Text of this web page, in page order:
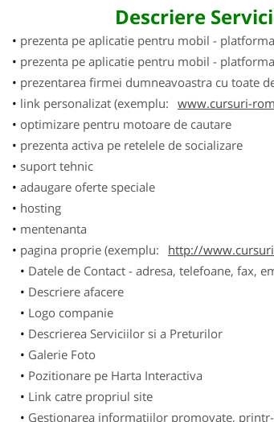
Descriere
prezenta pe aplicatie pentru mobil -
prezenta pe aplicatie pentru mobil -
prezentarea firmei dumneavoastra cu toate
link personalizat (exemplu: www.cursuri-
optimizare pentru motoare de cautare
prezenta activa pe retelele de socializare
suport tehnic
adaugare oferte speciale
hosting
mentenanta
pagina proprie (exemplu:
http://
Datele de Contact - adresa, telefoane, fax,
Descriere afacere
Logo companie
Descrierea Serviciilor si a Preturilor
Galerie Foto
Pozitionare pe Harta Interactiva
Link catre propriul site
Gestionarea informatiilor promovate,